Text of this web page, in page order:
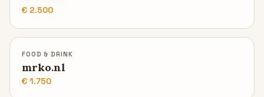
€ 2.500
FOOD & DRINK
mrko.nl
€ 1.750